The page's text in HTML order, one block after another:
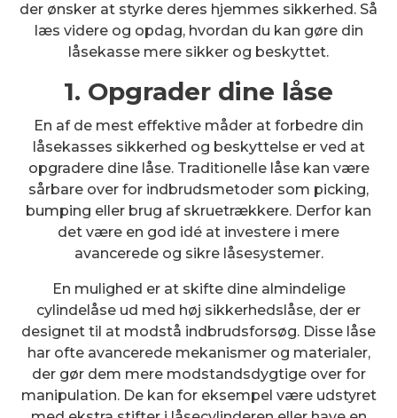
der ønsker at styrke deres hjemmes sikkerhed. Så
læs videre og opdag, hvordan du kan gøre din
låsekasse mere sikker og beskyttet.
1. Opgrader dine låse
En af de mest effektive måder at forbedre din
låsekasses sikkerhed og beskyttelse er ved at
opgradere dine låse. Traditionelle låse kan være
sårbare over for indbrudsmetoder som picking,
bumping eller brug af skruetrækkere. Derfor kan
det være en god idé at investere i mere
avancerede og sikre låsesystemer.
En mulighed er at skifte dine almindelige
cylindelåse ud med høj sikkerhedslåse, der er
designet til at modstå indbrudsforsøg. Disse låse
har ofte avancerede mekanismer og materialer,
der gør dem mere modstandsdygtige over for
manipulation. De kan for eksempel være udstyret